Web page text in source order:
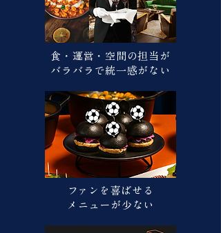
食・運営・空間の担当が
バラバラで統一感がない
ファンを喜ばせる
メニューが少ない